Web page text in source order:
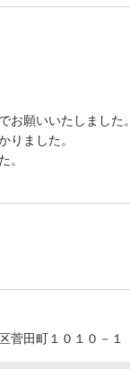
お願いいたしました。
りました。
。
菅田町１０１０－１